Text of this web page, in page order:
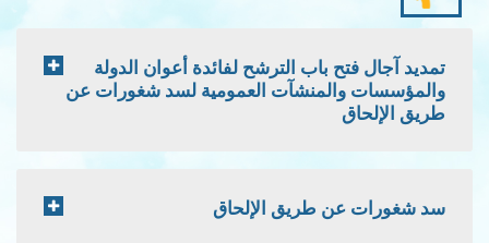
تمديد آجال فتح باب الترشح لفائدة أعوان الدولة
والمؤسسات والمنشآت العمومية لسد شغورات عن
طريق الإلحاق
سد شغورات عن طريق الإلحاق